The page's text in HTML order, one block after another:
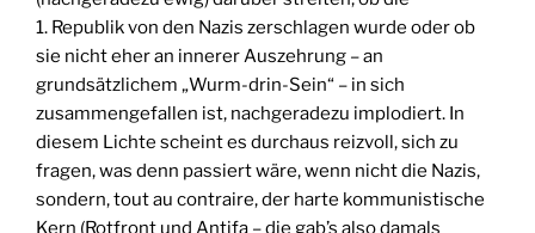
1. Republik von den Nazis zerschlagen wurde oder ob
sie nicht eher an innerer Auszehrung – an
grundsätzlichem „Wurm-drin-Sein“ – in sich
zusammengefallen ist, nachgeradezu implodiert. In
diesem Lichte scheint es durchaus reizvoll, sich zu
fragen, was denn passiert wäre, wenn nicht die Nazis,
sondern, tout au contraire, der harte kommunistische
Kern (Rotfront und Antifa – die gab’s also damals